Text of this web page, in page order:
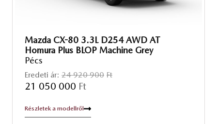
Mazda CX-80 3.3L D254 AWD AT
Homura Plus BLOP Machine Grey
Pécs
Eredeti ár: 24 920 900 Ft
21 050 000 Ft
Részletek a modellről